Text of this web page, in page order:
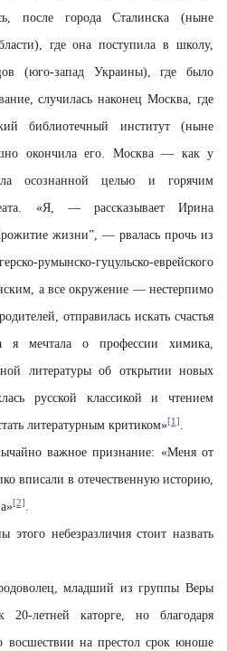
после города Сталинска (ныне
где она поступила в школу,
(юго-запад Украины), где было
случилась наконец Москва, где
библиотечный институт (ныне
окончила его. Москва — как у
осознанной целью и горячим
«Я, — рассказывает Ирина
жизни”, — рвалась прочь из
румынско-гуцульско-еврейского
а все окружение — нестерпимо
отправилась искать счастья
мечтала о профессии химика,
литературы об открытии новых
русской классикой и чтением
литературным критиком»[1] .
важное признание: «Меня от
вписали в отечественную историю,
[2] .
этого небезразличия стоит назвать
младший из группы Веры
летней каторге, но благодаря
на престол срок юноше